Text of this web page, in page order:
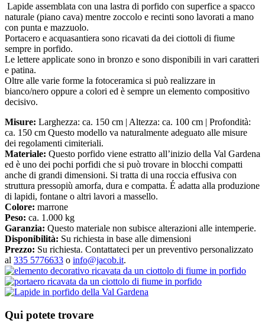
Lapide assemblata con una lastra di porfido con superfice a spacco
naturale (piano cava) mentre zoccolo e recinti sono lavorati a mano
con punta e mazzuolo.
Portacero e acquasantiera sono ricavati da dei ciottoli di fiume
sempre in porfido.
Le lettere applicate sono in bronzo e sono disponibili in vari caratteri
e patina.
Oltre alle varie forme la fotoceramica si può realizzare in
bianco/nero oppure a colori ed è sempre un elemento compositivo
decisivo.
Misure: Larghezza: ca. 150 cm | Altezza: ca. 100 cm | Profondità:
ca. 150 cm Questo modello va naturalmente adeguato alle misure
dei regolamenti cimiteriali.
Materiale: Questo porfido viene estratto all’inizio della Val Gardena
ed è uno dei pochi porfidi che si può trovare in blocchi compatti
anche di grandi dimensioni. Si tratta di una roccia effusiva con
struttura pressopiù amorfa, dura e compatta. É adatta alla produzione
di lapidi, fontane o altri lavori a massello.
Colore: marrone
Peso: ca. 1.000 kg
Garanzia: Questo materiale non subisce alterazioni alle intemperie.
Disponibilità: Su richiesta in base alle dimensioni
Prezzo: Su richiesta. Contattateci per un preventivo personalizzato
al 335 5776633 o info@jacob.it.
Qui potete trovare